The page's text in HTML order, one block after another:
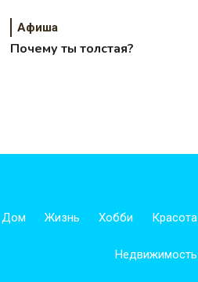
Афиша
Почему ты толстая?
Дом Жизнь Хобби Красота
Недвижимость